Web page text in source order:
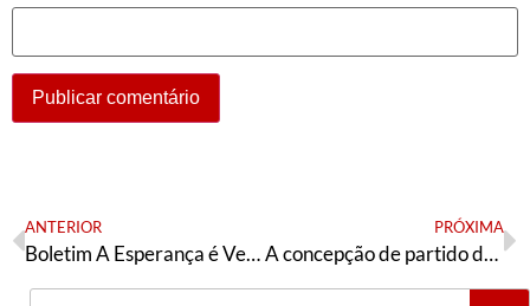
ANTERIOR
Boletim A Esperança é Vermelha São Paulo
PRÓXIMA
A concepção de partido de Edinho